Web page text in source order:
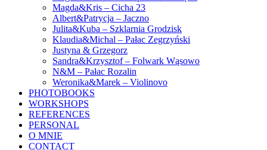
Magda&Kris – Cicha 23
Albert&Patrycja – Jaczno
Julita&Kuba – Szklarnia Grodzisk
Klaudia&Michal – Pałac Zegrzyński
Justyna & Grzegorz
Sandra&Krzysztof – Folwark Wąsowo
N&M – Pałac Rozalin
Weronika&Marek – Violinovo
PHOTOBOOKS
WORKSHOPS
REFERENCES
PERSONAL
O MNIE
CONTACT